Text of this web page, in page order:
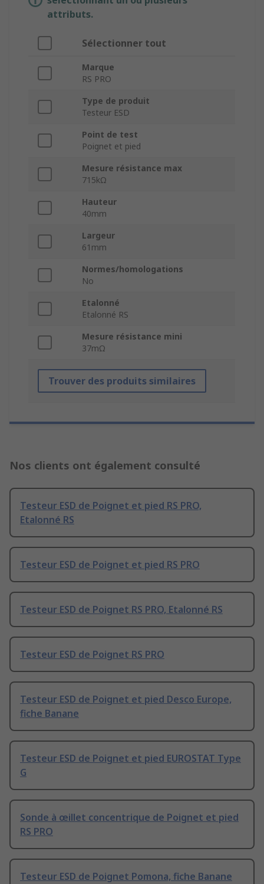
attributs.
Sélectionner tout
Marque
RS PRO
Type de produit
Testeur ESD
Point de test
Poignet et pied
Mesure résistance max
715kΩ
Hauteur
40mm
Largeur
61mm
Normes/homologations
No
Etalonné
Etalonné RS
Mesure résistance mini
37mΩ
Trouver des produits similaires
Nos clients ont également consulté
Testeur ESD de Poignet et pied RS PRO,
Etalonné RS
Testeur ESD de Poignet et pied RS PRO
Testeur ESD de Poignet RS PRO, Etalonné RS
Testeur ESD de Poignet RS PRO
Testeur ESD de Poignet et pied Desco Europe,
fiche Banane
Testeur ESD de Poignet et pied EUROSTAT Type
G
Sonde à œillet concentrique de Poignet et pied
RS PRO
Testeur ESD de Poignet Pomona, fiche Banane